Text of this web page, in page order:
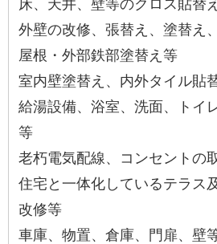
床、天井、壁等のクロス貼替
外壁の改修、張替え、塗替え
屋根・外部鉄部塗替え等
室内壁塗替え、内外タイル貼
給湯設備、浴室、洗面、トイ
等
老朽電気配線、コンセントの
住宅と一体化しているテラス
改修等
車庫、物置、倉庫、門扉、壁